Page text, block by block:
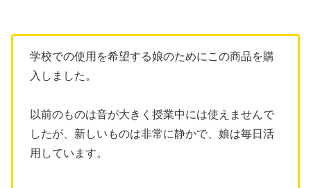
学校での使用を希望する娘のためにこの商品を購
入しました。
以前のものは音が大きく授業中には使えませんで
したが、新しいものは非常に静かで、娘は毎日活
用しています。